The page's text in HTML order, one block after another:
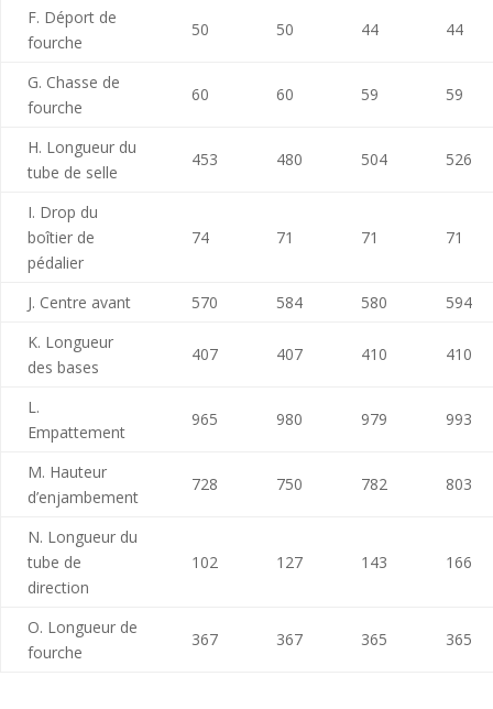
F. Déport de
fourche
50 50 44 44
G. Chasse de
fourche
60 60 59 59
H. Longueur du
tube de selle
453 480 504 526
I. Drop du
boîtier de
pédalier
74 71 71 71
J. Centre avant 570 584 580
594
K. Longueur
des bases
407 407 410 410
L.
Empattement
965 980 979 993
M. Hauteur
d’enjambement
728 750 782 803
N. Longueur du
tube de
direction
102 127 143 166
O. Longueur de
fourche
367 367 365 365